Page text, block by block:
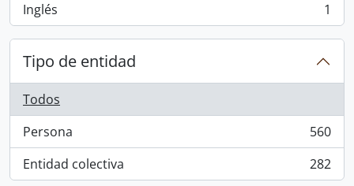
Inglés
, 1 resultados 1
Tipo de entidad
Todos
Persona
, 560 resultados
560
Entidad colectiva
, 282 resultados 282